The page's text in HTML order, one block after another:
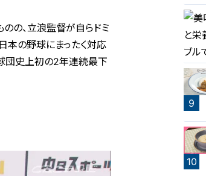
の、立浪監督が自らドミ
本の野球にまったく対応
団史上初の2年連続最下
8
9
10